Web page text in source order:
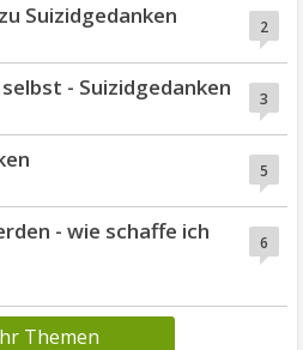
2
Suizidgedanken
3
- Suizidgedanken
5
6
- wie schaffe ich
Themen